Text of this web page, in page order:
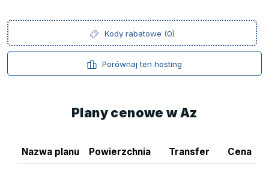
Kody rabatowe (0)
Porównaj ten hosting
Plany cenowe w Az
Nazwa planu Powierzchnia Transfer Cena